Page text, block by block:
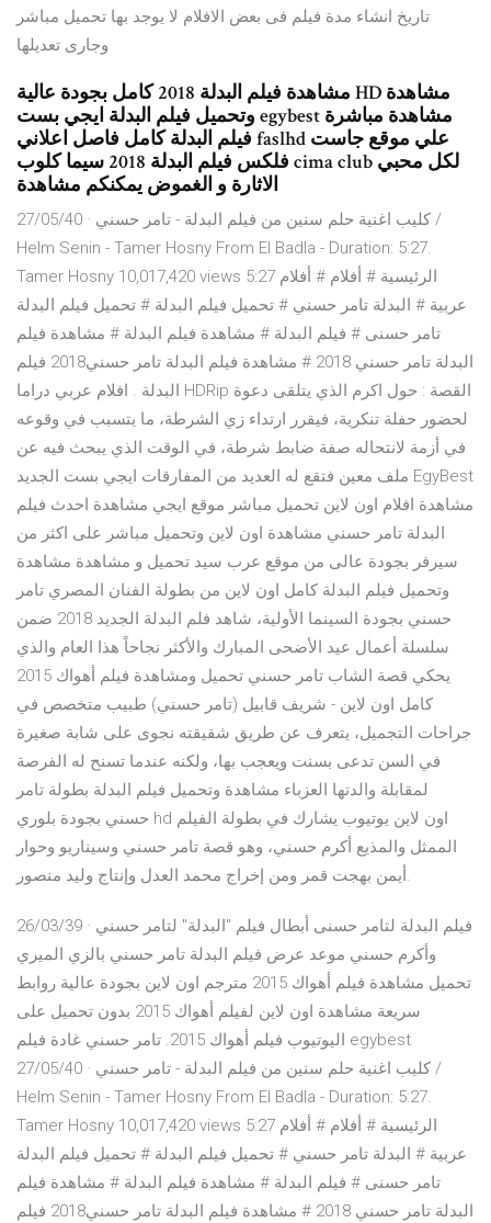
تاريخ انشاء مدة فيلم فى بعض الافلام لا يوجد بها تحميل مباشر
وجارى تعديلها
مشاهدة فيلم البدلة 2018 كامل بجودة عالية HD مشاهدة
وتحميل فيلم البدلة ايجي بست egybest مشاهدة مباشرة
فيلم البدلة كامل فاصل اعلاني faslhd علي موقع جاست
فلكس فيلم البدلة 2018 سيما كلوب cima club لكل محبي
الاثارة و الغموض يمكنكم مشاهدة
27/05/40 · كليب اغنية حلم سنين من فيلم البدلة - تامر حسني /
Helm Senin - Tamer Hosny From El Badla - Duration: 5:27.
Tamer Hosny 10,017,420 views 5:27 الرئيسية # أفلام # أفلام
عربية # البدلة تامر حسني # تحميل فيلم البدلة # تحميل فيلم البدلة
تامر حسنى # فيلم البدلة # مشاهدة فيلم البدلة # مشاهدة فيلم
البدلة تامر حسني 2018 # مشاهدة فيلم البدلة تامر حسني2018 فيلم
البدلة . افلام عربي دراما HDRip القصة : حول اكرم الذي يتلقى دعوة
لحضور حفلة تنكرية، فيقرر ارتداء زي الشرطة، ما يتسبب في وقوعه
في أزمة لانتحاله صفة ضابط شرطة، في الوقت الذي يبحث فيه عن
ملف معين فتقع له العديد من المفارقات ايجي بست الجديد EgyBest
مشاهدة افلام اون لاين تحميل مباشر موقع ايجي مشاهدة احدث فيلم
البدلة تامر حسني مشاهدة اون لاين وتحميل مباشر على اكثر من
سيرفر بجودة عالى من موقع عرب سيد تحميل و مشاهدة مشاهدة
وتحميل فيلم البدلة كامل اون لاين من بطولة الفنان المصري تامر
حسني بجودة السينما الأولية، شاهد فلم البدلة الجديد 2018 ضمن
سلسلة أعمال عيد الأضحى المبارك والأكثر نجاحاً هذا العام والذي
يحكي قصة الشاب تامر حسني تحميل ومشاهدة فيلم أهواك 2015
كامل اون لاين - شريف قابيل (تامر حسني) طبيب متخصص في
جراحات التجميل، يتعرف عن طريق شقيقته نجوى على شابة صغيرة
في السن تدعى بسنت ويعجب بها، ولكنه عندما تسنح له الفرصة
لمقابلة والدتها العزباء مشاهدة وتحميل فيلم البدلة بطولة تامر
حسني بجودة بلوري hd اون لاين يوتيوب يشارك في بطولة الفيلم
الممثل والمذيع أكرم حسني، وهو قصة تامر حسني وسيناريو وحوار
أيمن بهجت قمر ومن إخراج محمد العدل وإنتاج وليد منصور.
26/03/39 · فيلم البدلة لتامر حسنى أبطال فيلم "البدلة" لتامر حسني
وأكرم حسني موعد عرض فيلم البدلة تامر حسني بالزي الميري
تحميل مشاهدة فيلم أهواك 2015 مترجم اون لاين بجودة عالية روابط
سريعة مشاهدة اون لاين لفيلم أهواك 2015 بدون تحميل على
اليوتيوب فيلم أهواك 2015. تامر حسني غادة فيلم egybest
27/05/40 · كليب اغنية حلم سنين من فيلم البدلة - تامر حسني /
Helm Senin - Tamer Hosny From El Badla - Duration: 5:27.
Tamer Hosny 10,017,420 views 5:27 الرئيسية # أفلام # أفلام
عربية # البدلة تامر حسني # تحميل فيلم البدلة # تحميل فيلم البدلة
تامر حسنى # فيلم البدلة # مشاهدة فيلم البدلة # مشاهدة فيلم
البدلة تامر حسني 2018 # مشاهدة فيلم البدلة تامر حسني2018 فيلم